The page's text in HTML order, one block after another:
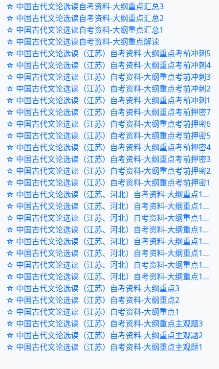
☆ 中国古代文论选读自考资料-大纲重点汇总3
☆ 中国古代文论选读自考资料-大纲重点汇总2
☆ 中国古代文论选读自考资料-大纲重点汇总1
☆ 中国古代文论选读自考资料-大纲重点解读
☆ 中国古代文论选读（江苏）自考资料-大纲重点考前冲刺5
☆ 中国古代文论选读（江苏）自考资料-大纲重点考前冲刺4
☆ 中国古代文论选读（江苏）自考资料-大纲重点考前冲刺3
☆ 中国古代文论选读（江苏）自考资料-大纲重点考前冲刺2
☆ 中国古代文论选读（江苏）自考资料-大纲重点考前冲刺1
☆ 中国古代文论选读（江苏）自考资料-大纲重点考前押密7
☆ 中国古代文论选读（江苏）自考资料-大纲重点考前押密6
☆ 中国古代文论选读（江苏）自考资料-大纲重点考前押密5
☆ 中国古代文论选读（江苏）自考资料-大纲重点考前押密4
☆ 中国古代文论选读（江苏）自考资料-大纲重点考前押密3
☆ 中国古代文论选读（江苏）自考资料-大纲重点考前押密2
☆ 中国古代文论选读（江苏）自考资料-大纲重点考前押密1
☆ 中国古代文论选读（江苏、河北）自考资料-大纲重点120题8
☆ 中国古代文论选读（江苏、河北）自考资料-大纲重点120题7
☆ 中国古代文论选读（江苏、河北）自考资料-大纲重点120题6
☆ 中国古代文论选读（江苏、河北）自考资料-大纲重点120题5
☆ 中国古代文论选读（江苏、河北）自考资料-大纲重点120题4
☆ 中国古代文论选读（江苏、河北）自考资料-大纲重点120题3
☆ 中国古代文论选读（江苏、河北）自考资料-大纲重点120题2
☆ 中国古代文论选读（江苏、河北）自考资料-大纲重点120题1
☆ 中国古代文论选读（江苏）自考资料-大纲重点3
☆ 中国古代文论选读（江苏）自考资料-大纲重点2
☆ 中国古代文论选读（江苏）自考资料-大纲重点1
☆ 中国古代文论选读（江苏）自考资料-大纲重点主观题3
☆ 中国古代文论选读（江苏）自考资料-大纲重点主观题2
☆ 中国古代文论选读（江苏）自考资料-大纲重点主观题1